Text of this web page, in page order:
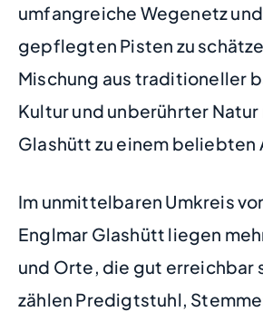
umfangreiche Wegenetz
gepflegten Pisten zu
Mischung aus traditioneller
Kultur und unberührter
Glashütt zu einem beliebten
Im unmittelbaren Umkreis
Englmar Glashütt liegen
und Orte, die gut erreichbar
zählen Predigtstuhl,